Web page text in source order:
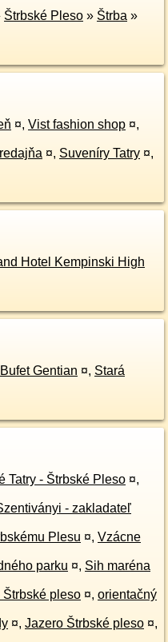
Štrbské Pleso » Štrba »
¤, Vist fashion shop ¤,
¤, Suveníry Tatry ¤,
Hotel Kempinski High
Bufet Gentian ¤, Stará
Tatry - Štrbské Pleso ¤,
- zakladateľ
Plesu ¤, Vzácne
parku ¤, Sih maréna
Štrbské pleso ¤, orientačný
¤, Jazero Štrbské pleso ¤,